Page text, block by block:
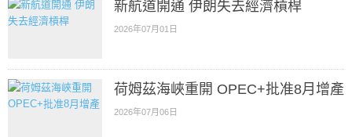
新航道開通 伊朗失去經濟槓桿
2026年07月01日
荷姆茲海峽重開 OPEC+批准8月增產
2026年07月06日